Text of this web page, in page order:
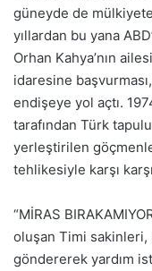
güneyde de
yıllardan bu yana
Orhan Kahya’nın
idaresine
endişeye yol açtı.
tarafından Türk
yerleştirilen
tehlikesiyle karşı
“MİRAS
oluşan Timi sakinleri,
göndererek yardım